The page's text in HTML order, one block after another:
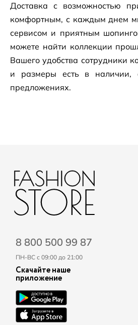
Доставка с возможностью
комфортным, с каждым днем
сервисом и приятным
можете найти коллекции
Вашего удобства сотрудники
и размеры есть в наличии,
предложениях.
8 800 500 99 87
ПН-ВС с 09:00 до 21:00
Скачайте наше
приложение